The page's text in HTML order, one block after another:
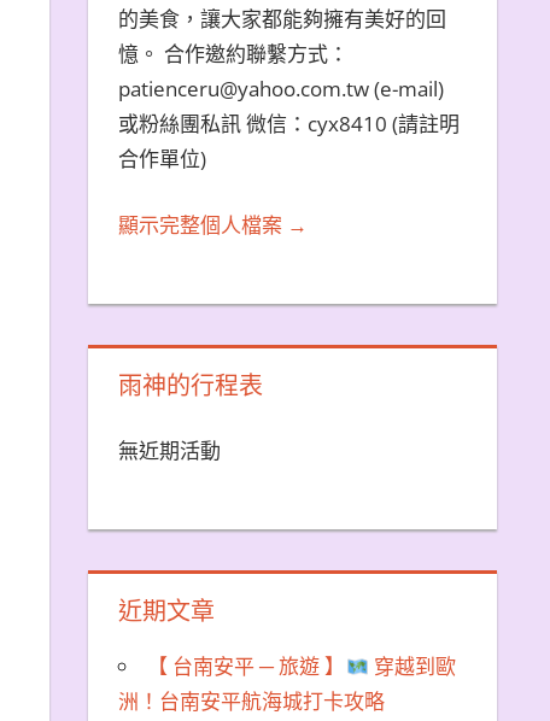
的美食，讓大家都能夠擁有美好的回
憶。 合作邀約聯繫方式：
patienceru@yahoo.com.tw (e-mail)
或粉絲團私訊 微信：cyx8410 (請註明
合作單位)
顯示完整個人檔案 →
雨神的行程表
無近期活動
近期文章
【 台南安平 ─ 旅遊 】
穿越到歐
洲！台南安平航海城打卡攻略